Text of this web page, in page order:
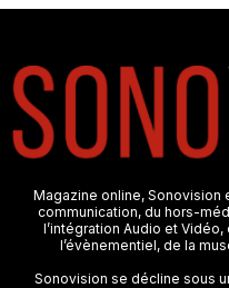
Magazine online,
communication, du hors-
l’intégration Audio et
l’évènementiel, de la
Sonovision se décline sous